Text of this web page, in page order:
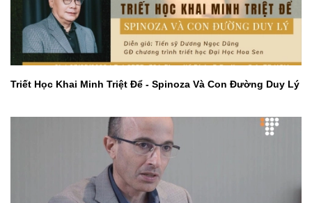
Triết Học Khai Minh Triệt Để - Spinoza Và Con Đường Duy Lý